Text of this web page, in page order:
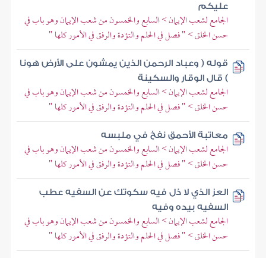
عليكم
الجامع لشعب الإيمان > السابع والخمسون من شعب الإيمان وهو باب في
حسن الخلق > " فصل في الحلم والتؤدة والرفق في الأمور كلها "
قوله ( وعباد الرحمن الذين يمشون على الأرض هونا
) قال الوقار والسكينة
الجامع لشعب الإيمان > السابع والخمسون من شعب الإيمان وهو باب في
حسن الخلق > " فصل في الحلم والتؤدة والرفق في الأمور كلها "
معاتبة الأحمق نفخ في ملبسه
الجامع لشعب الإيمان > السابع والخمسون من شعب الإيمان وهو باب في
حسن الخلق > " فصل في الحلم والتؤدة والرفق في الأمور كلها "
العز الذي لا ذل فيه سكوتك عن السفيه عطب
السفيه بيده وفيه
الجامع لشعب الإيمان > السابع والخمسون من شعب الإيمان وهو باب في
حسن الخلق > " فصل في الحلم والتؤدة والرفق في الأمور كلها "